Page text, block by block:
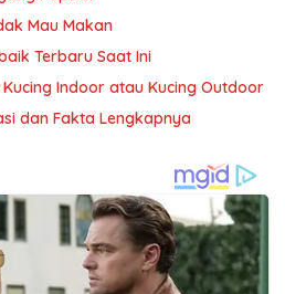
Mau Makan
Terbaru Saat Ini
Indoor atau Kucing Outdoor
dan Fakta Lengkapnya